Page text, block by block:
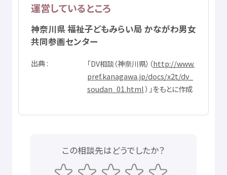
運営しているところ
神奈川県福祉子どもみらい局 かながわ男女
共同参画センター
出典 「DV相談（神奈川県）（http://www.
pref.kanagawa.jp/docs/x2t/dv_
soudan_01.html）」をもとに作成
この相談先はどうでしたか？